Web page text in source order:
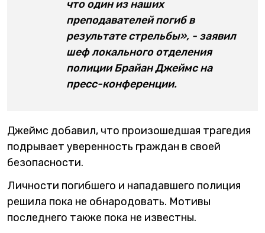
что один из наших
преподавателей погиб в
результате стрельбы», - заявил
шеф локального отделения
полиции Брайан Джеймс на
пресс-конференции.
Джеймс добавил, что произошедшая трагедия
подрывает уверенность граждан в своей
безопасности.
Личности погибшего и нападавшего полиция
решила пока не обнародовать. Мотивы
последнего также пока не известны.